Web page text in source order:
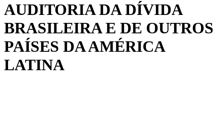
AUDITORIA DA DÍVIDA
BRASILEIRA E DE OUTROS
PAÍSES DA AMÉRICA
LATINA